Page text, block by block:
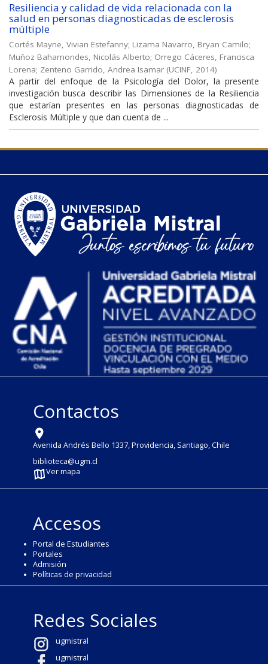
Resiliencia y calidad de vida relacionada con la
salud en personas diagnosticadas de esclerosis
múltiple
Cortés Mayne, Vivian Estefanny; Lizama Navarro, Bryan Camilo;
Muñoz Bahamondes, Nicolás Alberto; Orrego Cáceres, Francisca
Lorena; Zenteno Garrido, Andrea Isamar (UCINF, 2014)
A partir del enfoque de la Psicología del Dolor, la presente
investigación busca describir las Dimensiones de la Resiliencia
que estarían presentes en las personas diagnosticadas de
Esclerosis Múltiple y que dan cuenta de ...
Contactos
Avenida Andrés Bello 1337, Providencia, Santiago, Chile
biblioteca@ugm.cl
Ver mapa
Accesos
Portal de Estudiantes
Portales
Admisión
Políticas de privacidad
Redes Sociales
ugmistral
ugmistral